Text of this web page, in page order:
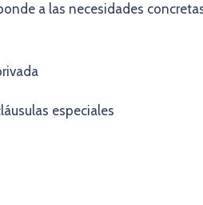
a las necesidades
especiales